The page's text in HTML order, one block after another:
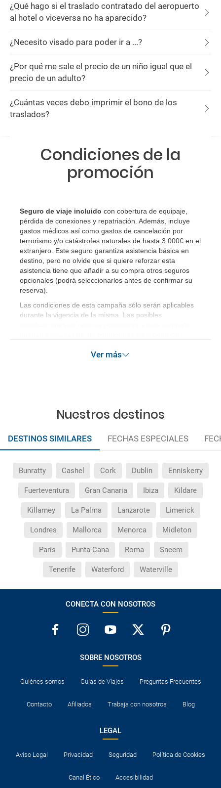
¿Qué hago si el traslado contratado del aeropuerto
al hotel o viceversa no ha aparecido?
¿Necesito visado para poder ir a ...?
¿Por qué me sale el precio de un niño igual que el
precio de un adulto?
¿Cuántas veces debo imprimir el bono de los
traslados?
Condiciones de la
promoción
Seguro de viaje incluido con cobertura de equipaje,
pérdida de conexiones y repatriación. Además, incluye
gastos médicos así como gastos de cancelación por
terrorismo y/o catástrofes naturales de hasta 3.000€ en el
extranjero. Este seguro garantiza asistencia básica en
destino, pero no olvide que si quiere reforzar esta
asistencia tiene que añadir a su compra otros seguros
opcionales (podrá seleccionarlos antes de confirmar su
reserva)
Las condiciones de esta campaña sólo serán aplicables
durante la vigencia de la misma. Las posibles
Ver más
Nuestros destinos
DESTINOS SIMILARES FECHAS ESPECIALES
Bunratty Cashel Cork Dublín Enniskerry
Fuerteventura Gran Canaria Ibiza Kildare
Killarney La Palma Lanzarote Limerick
Londres Mallorca Menorca Midleton
París Punta Cana Roma Sneem
Tenerife Waterford Waterville
CONECTA CON NOSOTROS
SOBRE NOSOTROS
Quiénes somos Guías de Viajes Preguntas Frecuentes
Contacto Afiliados Trabaja con nosotros Blog
LEGAL
Aviso Legal Privacidad Seguridad Política de Cookies
Canal Ético Accesibilidad